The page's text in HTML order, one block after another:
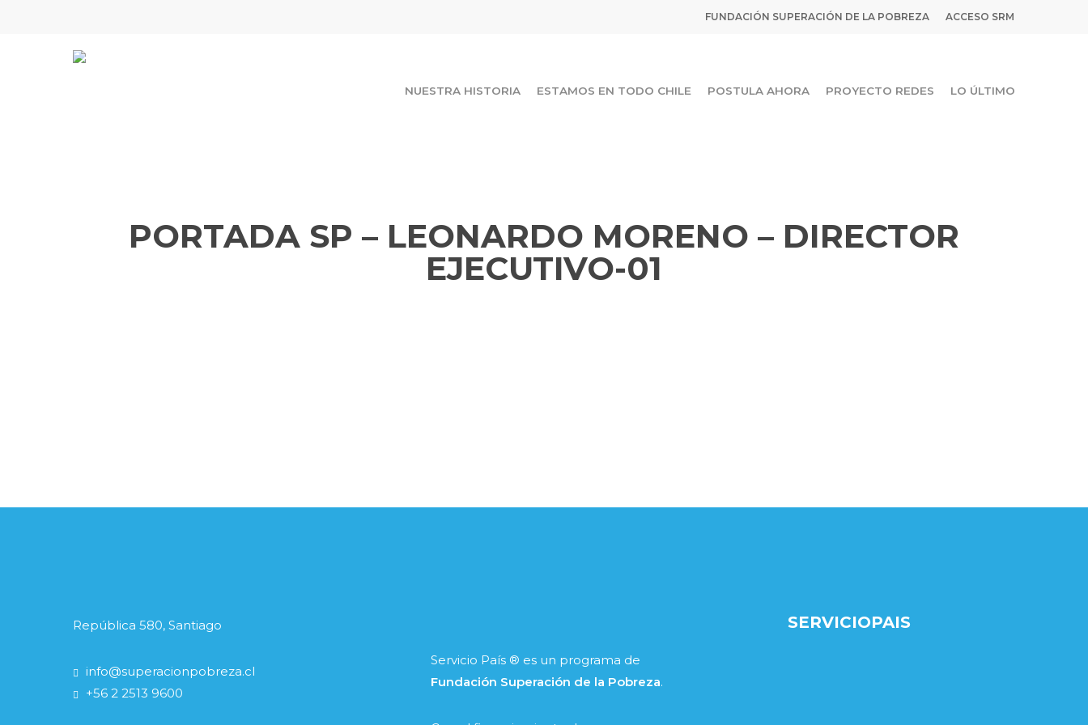
FUNDACIÓN SUPERACIÓN DE LA POBREZA ACCESO SRM
NUESTRA HISTORIA ESTAMOS EN TODO CHILE POSTULA AHORA PROYECTO REDES LO ÚLTIMO
PORTADA SP – LEONARDO MORENO – DIRECTOR
EJECUTIVO-01
República 580, Santiago
info@superacionpobreza.cl
+56 2 2513 9600
Servicio País ® es un programa de
Fundación Superación de la Pobreza.
SERVICIOPAIS